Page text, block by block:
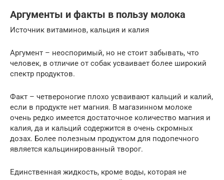
Аргументы и факты в пользу молока
Источник витаминов, кальция и калия
Аргумент – неоспоримый, но не стоит забывать, что
человек, в отличие от собак усваивает более широкий
спектр продуктов.
Факт – четвероногие плохо усваивают кальций и калий,
если в продукте нет магния. В магазинном молоке
очень редко имеется достаточное количество магния и
калия, да и кальций содержится в очень скромных
дозах. Более полезным продуктом для подопечного
является кальцинированный творог.
Единственная жидкость, кроме воды, которая не